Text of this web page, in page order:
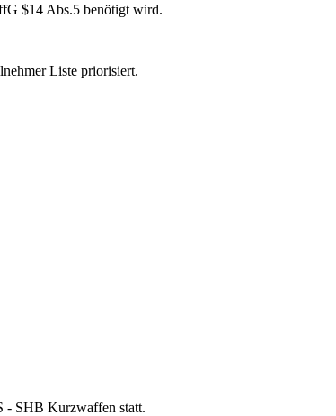
$14 Abs.5 benötigt wird.
Liste priorisiert.
- SHB Kurzwaffen statt.